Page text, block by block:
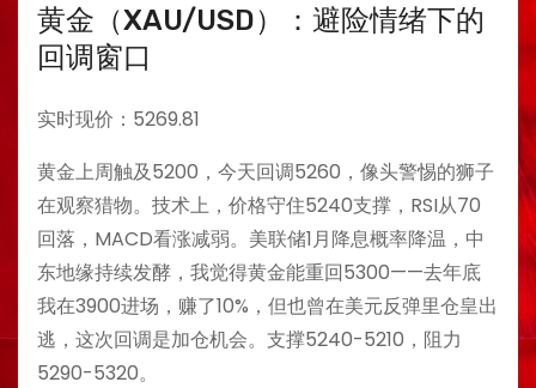
黄金（XAU/USD）：避险情绪下的
回调窗口
实时现价：5269.81
黄金上周触及5200，今天回调5260，像头警惕的狮子
在观察猎物。技术上，价格守住5240支撑，RSI从70
回落，MACD看涨减弱。美联储1月降息概率降温，中
东地缘持续发酵，我觉得黄金能重回5300——去年底
我在3900进场，赚了10%，但也曾在美元反弹里仓皇出
逃，这次回调是加仓机会。支撑5240-5210，阻力
5290-5320。